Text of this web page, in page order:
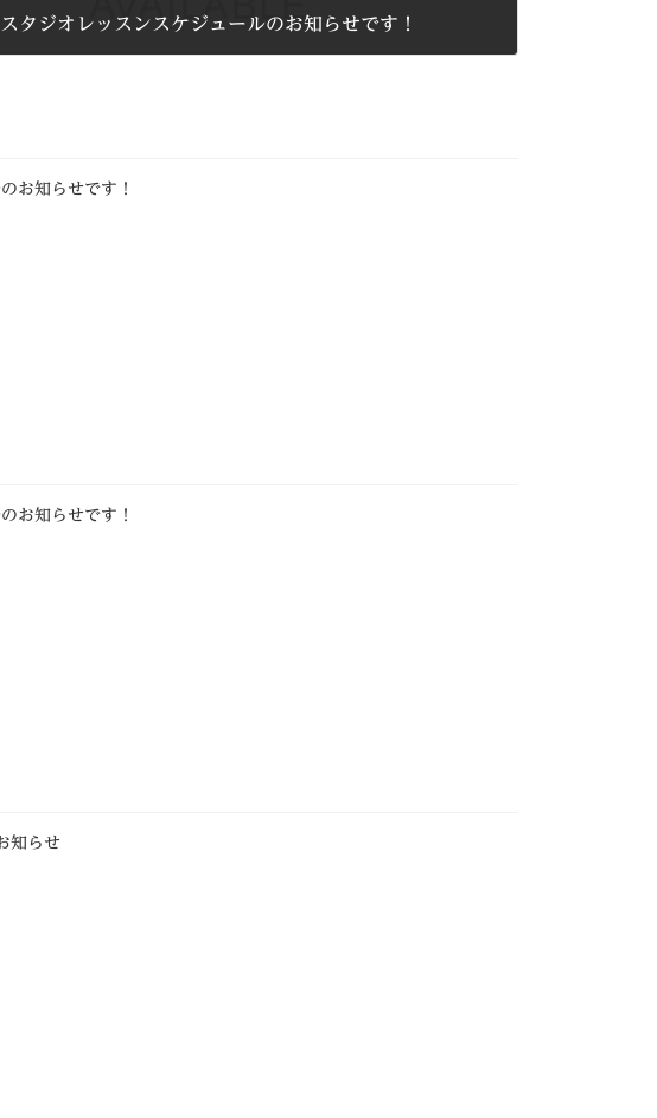
タジオレッスンスケジュールのお知らせです！
お知らせです！
お知らせです！
知らせ